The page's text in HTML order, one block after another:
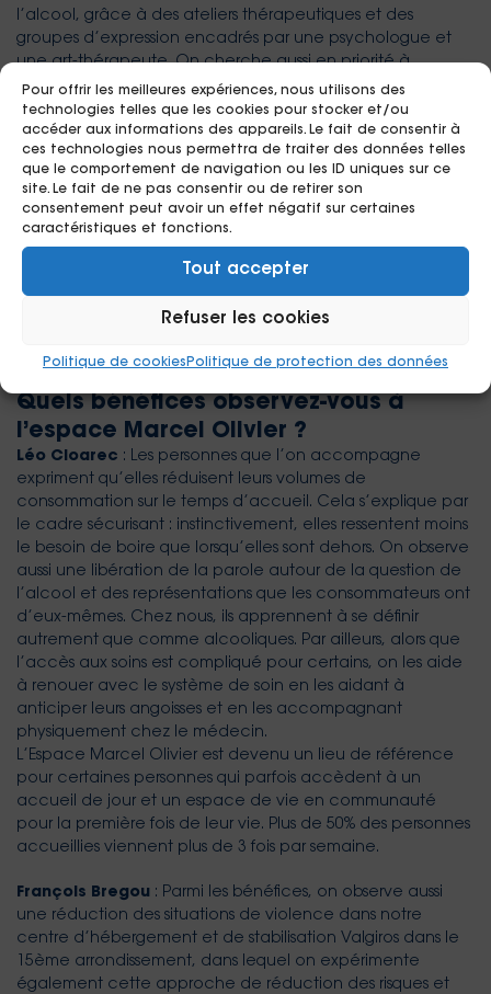
Pour offrir les meilleures expériences, nous utilisons des
technologies telles que les cookies pour stocker et/ou
accéder aux informations des appareils. Le fait de consentir à
ces technologies nous permettra de traiter des données telles
que le comportement de navigation ou les ID uniques sur ce
site. Le fait de ne pas consentir ou de retirer son
consentement peut avoir un effet négatif sur certaines
caractéristiques et fonctions.
Tout accepter
Refuser les cookies
Politique de cookies Politique de protection des données
l’alcool, grâce à des ateliers thérapeutiques et des
groupes d’expression encadrés par une psychologue et
une art-thérapeute. On cherche aussi en priorité à
sécuriser la personne avant de viser le changement de ses
pratiques. Cela signifie, dans un premier temps, offrir des
espaces dans lesquels les personnes peuvent consommer
en sécurité et accompagner les personnes qui subissent
des sevrages non désirés (par exemple lorsqu’elles sont
dans l’impossibilité de se procurer de l’alcool). Car un
sevrage brutal peut être très dangereux, il peut mener au
delirium tremens(2) voire à la mort.
Une fois que la personne est engagée dans cette
démarche de réduction des risques, alors elle peut
décider ce qu’elle veut faire, en fonction de ses
Quels bénéfices observez-vous à
l’espace Marcel Olivier ?
Léo Cloarec : Les personnes que l’on accompagne
expriment qu’elles réduisent leurs volumes de
consommation sur le temps d’accueil. Cela s’explique par
le cadre sécurisant : instinctivement, elles ressentent moins
le besoin de boire que lorsqu’elles sont dehors. On observe
aussi une libération de la parole autour de la question de
l’alcool et des représentations que les consommateurs ont
d’eux-mêmes. Chez nous, ils apprennent à se définir
autrement que comme alcooliques. Par ailleurs, alors que
l’accès aux soins est compliqué pour certains, on les aide
à renouer avec le système de soin en les aidant à
anticiper leurs angoisses et en les accompagnant
physiquement chez le médecin.
L’Espace Marcel Olivier est devenu un lieu de référence
pour certaines personnes qui parfois accèdent à un
accueil de jour et un espace de vie en communauté
pour la première fois de leur vie. Plus de 50% des personnes
accueillies viennent plus de 3 fois par semaine.
François Bregou : Parmi les bénéfices, on observe aussi
une réduction des situations de violence dans notre
centre d’hébergement et de stabilisation Valgiros dans le
15ème arrondissement, dans lequel on expérimente
également cette approche de réduction des risques et